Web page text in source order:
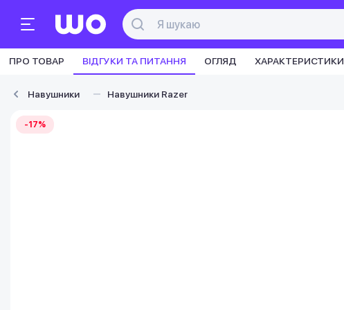
ПРО ТОВАР ВІДГУКИ ТА ПИТАННЯ ОГЛЯД ХАРАКТЕРИСТИКИ
Навушники Навушники Razer
-17%